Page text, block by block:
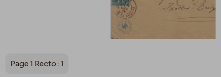
Belgique, Bruxelles, Archives et Musée de la
54-44 / Sejour à Venise / 2,17/2,32-
Page 1 Recto : 1